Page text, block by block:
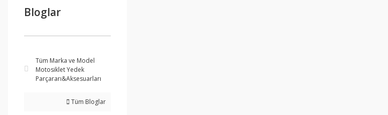
Bloglar
Tüm Marka ve Model
Motosiklet Yedek
Parçararı&Aksesuarları
Tüm Bloglar